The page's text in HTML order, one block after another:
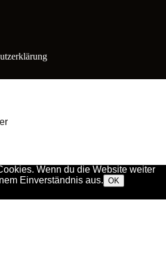
Wenn du die Website weiter
Einverständnis aus. OK